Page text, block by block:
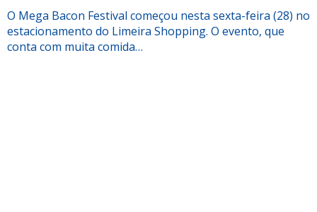
O Mega Bacon Festival começou nesta sexta-feira (28) no
estacionamento do Limeira Shopping. O evento, que
conta com muita comida…